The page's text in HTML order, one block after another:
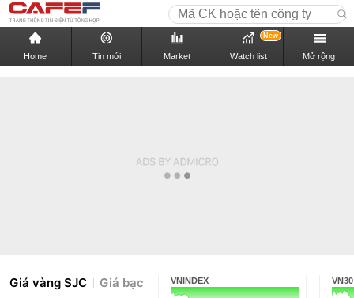
Home Tin mới Market Watch list
New
Mở rộng
Giá vàng SJC Giá bạc VNINDEX VN30